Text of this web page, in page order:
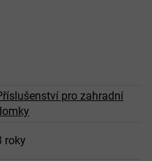
pro zahradní
roky